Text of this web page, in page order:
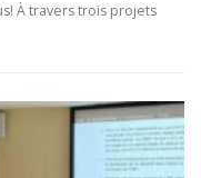
À travers trois projets